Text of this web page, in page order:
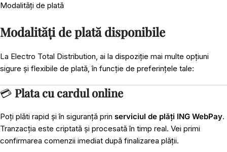
Modalități de plată
Modalități de plată disponibile
La Electro Total Distribution, ai la dispoziție mai multe opțiuni
sigure și flexibile de plată, în funcție de preferințele tale:
💳 Plata cu cardul online
Poți plăti rapid și în siguranță prin serviciul de plăți ING WebPay.
Tranzacția este criptată și procesată în timp real. Vei primi
confirmarea comenzii imediat după finalizarea plății.